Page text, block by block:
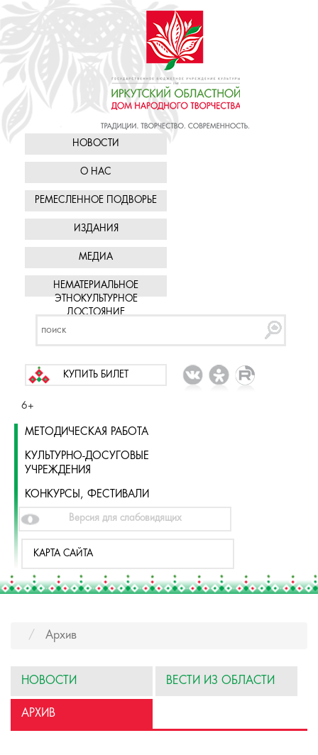
НОВОСТИ
О НАС
РЕМЕСЛЕННОЕ ПОДВОРЬЕ
ИЗДАНИЯ
МЕДИА
НЕМАТЕРИАЛЬНОЕ
ЭТНОКУЛЬТУРНОЕ
ДОСТОЯНИЕ
КУПИТЬ БИЛЕТ
6+
МЕТОДИЧЕСКАЯ РАБОТА
КУЛЬТУРНО-ДОСУГОВЫЕ
УЧРЕЖДЕНИЯ
КОНКУРСЫ, ФЕСТИВАЛИ
Версия для слабовидящих
КАРТА САЙТА
Архив
НОВОСТИ ВЕСТИ ИЗ ОБЛАСТИ
АРХИВ